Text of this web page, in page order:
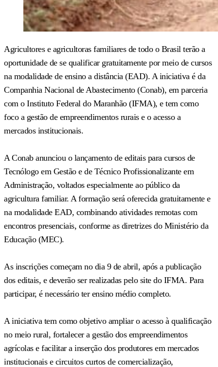
Agricultores e agricultoras familiares de todo o Brasil terão a
oportunidade de se qualificar gratuitamente por meio de cursos
na modalidade de ensino a distância (EAD). A iniciativa é da
Companhia Nacional de Abastecimento (Conab), em parceria
com o Instituto Federal do Maranhão (IFMA), e tem como
foco a gestão de empreendimentos rurais e o acesso a
mercados institucionais.
A Conab anunciou o lançamento de editais para cursos de
Tecnólogo em Gestão e de Técnico Profissionalizante em
Administração, voltados especialmente ao público da
agricultura familiar. A formação será oferecida gratuitamente e
na modalidade EAD, combinando atividades remotas com
encontros presenciais, conforme as diretrizes do Ministério da
Educação (MEC).
As inscrições começam no dia 9 de abril, após a publicação
dos editais, e deverão ser realizadas pelo site do IFMA. Para
participar, é necessário ter ensino médio completo.
A iniciativa tem como objetivo ampliar o acesso à qualificação
no meio rural, fortalecer a gestão dos empreendimentos
agrícolas e facilitar a inserção dos produtores em mercados
institucionais e circuitos curtos de comercialização,